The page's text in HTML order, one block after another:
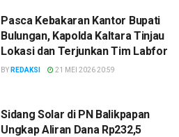
Pasca Kebakaran Kantor Bupati
Bulungan, Kapolda Kaltara Tinjau
Lokasi dan Terjunkan Tim Labfor
BY REDAKSI 21 MEI 2026 20:59
Sidang Solar di PN Balikpapan
Ungkap Aliran Dana Rp232,5